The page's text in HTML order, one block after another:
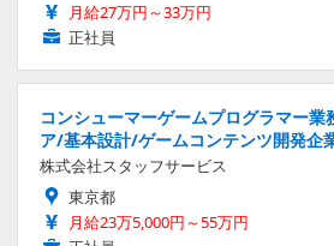
月給27万円～33万円
正社員
コンシューマーゲームプログラマー
ア/基本設計/ゲームコンテンツ開発企
株式会社スタッフサービス
東京都
月給23万5,000円～55万円